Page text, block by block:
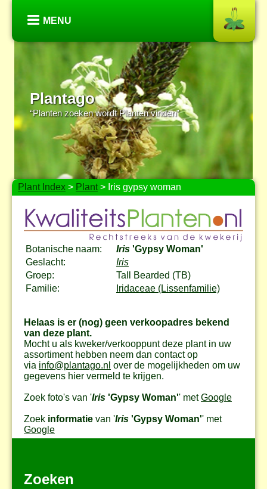
MENU
Plantago
“Planten zoeken wordt Planten vinden”
Plant Index > Plant> Iris gypsy woman
Botanische naam: Iris 'Gypsy Woman'
Geslacht:
Iris
Groep:
Tall Bearded (TB)
Familie:
Iridaceae (Lissenfamilie)
Helaas is er (nog) geen verkoopadres bekend
van deze plant.
Mocht u als kweker/verkooppunt deze plant in uw
assortiment hebben neem dan contact op
via info@plantago.nl over de mogelijkheden om uw
gegevens hier vermeld te krijgen.
Zoek foto's van 'Iris 'Gypsy Woman'' metGoogle
Zoek informatie van 'Iris 'Gypsy Woman'' met
Google
Zoeken